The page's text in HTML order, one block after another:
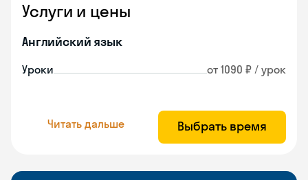
Услуги и цены
Английский язык
Уроки от 1090 ₽ / урок
Читать дальше Выбрать время